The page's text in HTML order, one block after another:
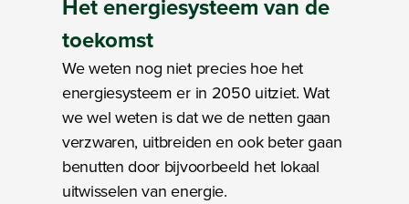
Hetenergiesysteemvan de
toekomst
We weten nog niet precies hoe het
energiesysteem er in 2050 uitziet. Wat
we wel weten is dat we de netten gaan
verzwaren, uitbreiden en ook beter gaan
benutten door bijvoorbeeld het lokaal
uitwisselen van energie.